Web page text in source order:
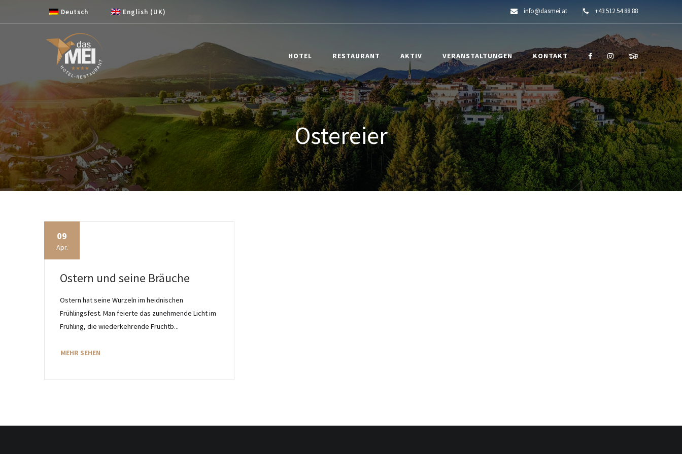
Deutsch English (UK) info@dasmei.at +43 512 54 88 88
HOTEL RESTAURANT AKTIV VERANSTALTUNGEN KONTAKT
Ostereier
09
Apr.
Ostern und seine Bräuche
Ostern hat seine Wurzeln im heidnischen
Frühlingsfest. Man feierte das zunehmende Licht im
Frühling, die wiederkehrende Fruchtb...
MEHR SEHEN